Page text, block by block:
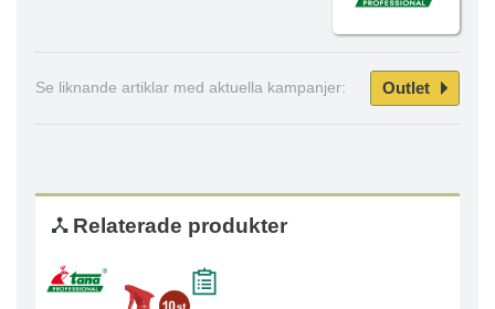
Se liknande artiklar med aktuella kampanjer: Outlet
Relaterade produkter